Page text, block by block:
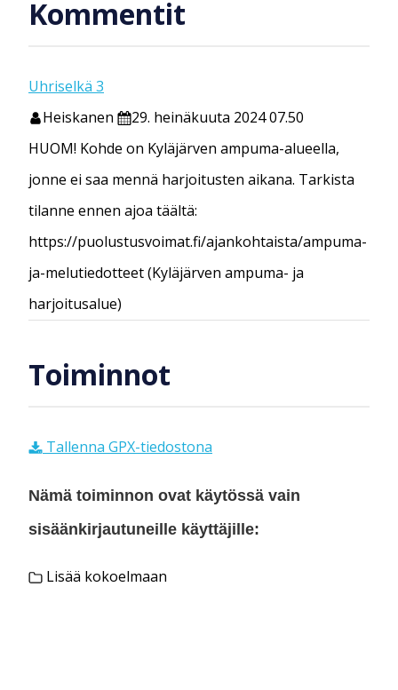
Kommentit
Uhriselkä 3
Heiskanen
29. heinäkuuta 2024 07.50
HUOM! Kohde on Kyläjärven ampuma-alueella,
jonne ei saa mennä harjoitusten aikana. Tarkista
tilanne ennen ajoa täältä:
https://puolustusvoimat.fi/ajankohtaista/ampuma-
ja-melutiedotteet (Kyläjärven ampuma- ja
harjoitusalue)
Toiminnot
Tallenna GPX-tiedostona
Nämä toiminnon ovat käytössä vain
sisäänkirjautuneille käyttäjille:
Lisää kokoelmaan